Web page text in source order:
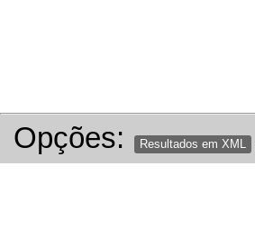
Opções: Resultados em XML